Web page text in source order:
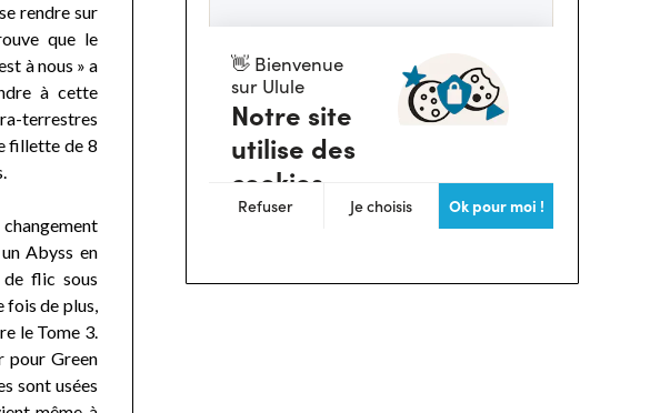
rendre sur
que le
à nous » a
à cette
terrestres
fillette de 8
Abyss en
de flic sous
fois de plus,
le Tome 3.
pour Green
sont usées